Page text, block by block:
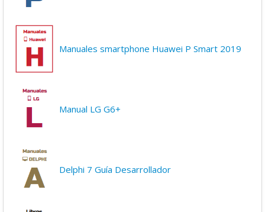
Manuales smartphone Huawei P Smart 2019
Manual LG G6+
Delphi 7 Guía Desarrollador